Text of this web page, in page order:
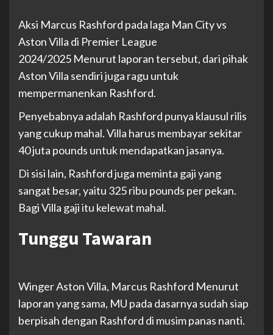
Aksi Marcus Rashford pada laga Man City vs
Aston Villa di Premier League
2024/2025 Menurut laporan tersebut, dari pihak
Aston Villa sendiri juga ragu untuk
mempermanenkan Rashford.
Penyebabnya adalah Rashford punya klausul rilis
yang cukup mahal. Villa harus membayar sekitar
40 juta pounds untuk mendapatkan jasanya.
Di sisi lain, Rashford juga meminta gaji yang
sangat besar, yaitu 325 ribu pounds per pekan.
Bagi Villa gaji itu kelewat mahal.
Tunggu Tawaran
Winger Aston Villa, Marcus Rashford Menurut
laporan yang sama, MU pada dasarnya sudah siap
berpisah dengan Rashford di musim panas nanti.